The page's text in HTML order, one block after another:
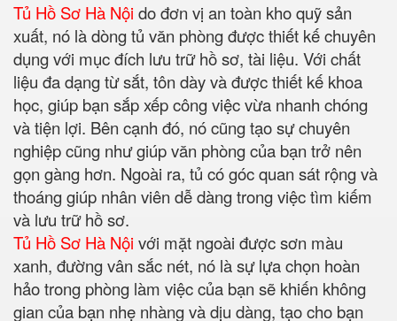
Tủ Hồ Sơ Hà Nội do đơn vị an toàn kho quỹ sản
xuất, nó là dòng tủ văn phòng được thiết kế chuyên
dụng với mục đích lưu trữ hồ sơ, tài liệu. Với chất
liệu đa dạng từ sắt, tôn dày và được thiết kế khoa
học, giúp bạn sắp xếp công việc vừa nhanh chóng
và tiện lợi. Bên cạnh đó, nó cũng tạo sự chuyên
nghiệp cũng như giúp văn phòng của bạn trở nên
gọn gàng hơn. Ngoài ra, tủ có góc quan sát rộng và
thoáng giúp nhân viên dễ dàng trong việc tìm kiếm
và lưu trữ hồ sơ.
Tủ Hồ Sơ Hà Nội với mặt ngoài được sơn màu
xanh, đường vân sắc nét, nó là sự lựa chọn hoàn
hảo trong phòng làm việc của bạn sẽ khiến không
gian của bạn nhẹ nhàng và dịu dàng, tạo cho bạn